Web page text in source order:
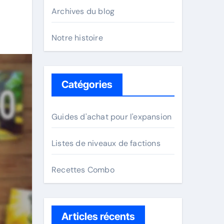
Archives du blog
Notre histoire
Catégories
Guides d'achat pour l'expansion
Listes de niveaux de factions
Recettes Combo
Articles récents